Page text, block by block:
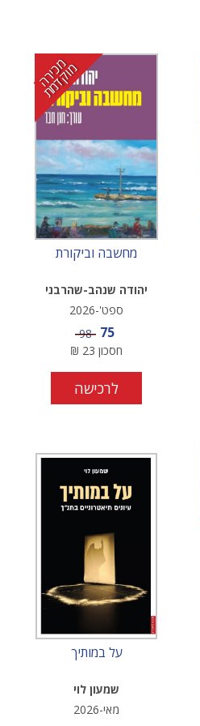
מ
כ
י
ר
ה
מ
ו
ק
ד
מ
ת
מחשבה וביקורת
יהודה שנהב-שהרבני
ספט'-2026
מחיר מבצע
75 מחיר
98
חסכון 23
₪
לרכישה
על במותיך
שמעון לוי
מאי-2026